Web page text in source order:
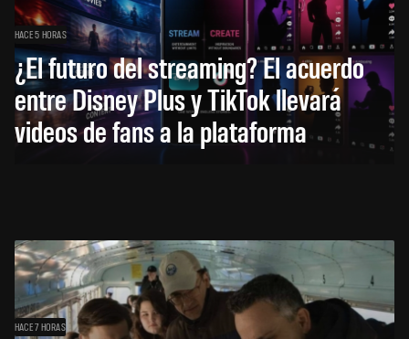
HACE 5 HORAS
¿El futuro del streaming? El acuerdo
entre Disney Plus y TikTok llevará
videos de fans a la plataforma
HACE 7 HORAS